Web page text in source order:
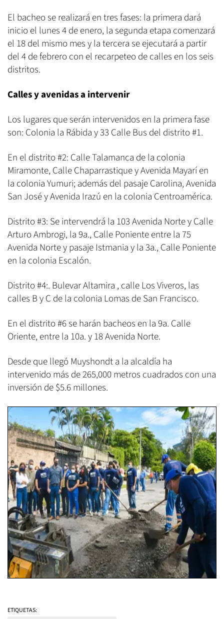
El bacheo se realizará en tres fases: la primera dará
inicio el lunes 4 de enero, la segunda etapa comenzará
el 18 del mismo mes y la tercera se ejecutará a partir
del 4 de febrero con el recarpeteo de calles en los seis
distritos.
Calles y avenidas a intervenir
Los lugares que serán intervenidos en la primera fase
son: Colonia la Rábida y 33 Calle Bus del distrito #1.
En el distrito #2: Calle Talamanca de la colonia
Miramonte, Calle Chaparrastique y Avenida Mayarí en
la colonia Yumuri; además del pasaje Carolina, Avenida
San José y Avenida Irazú en la colonia Centroamérica.
Distrito #3: Se intervendrá la 103 Avenida Norte y Calle
Arturo Ambrogi, la 9a., Calle Poniente entre la 75
Avenida Norte y pasaje Istmania y la 3a., Calle Poniente
en la colonia Escalón.
Distrito #4:. Bulevar Altamira , calle Los Viveros, las
calles B y C de la colonia Lomas de San Francisco.
En el distrito #6 se harán bacheos en la 9a. Calle
Oriente, entre la 10a. y 18 Avenida Norte.
Desde que llegó Muyshondt a la alcaldía ha
intervenido más de 265,000 metros cuadrados con una
inversión de $5.6 millones.
ETIQUETAS: